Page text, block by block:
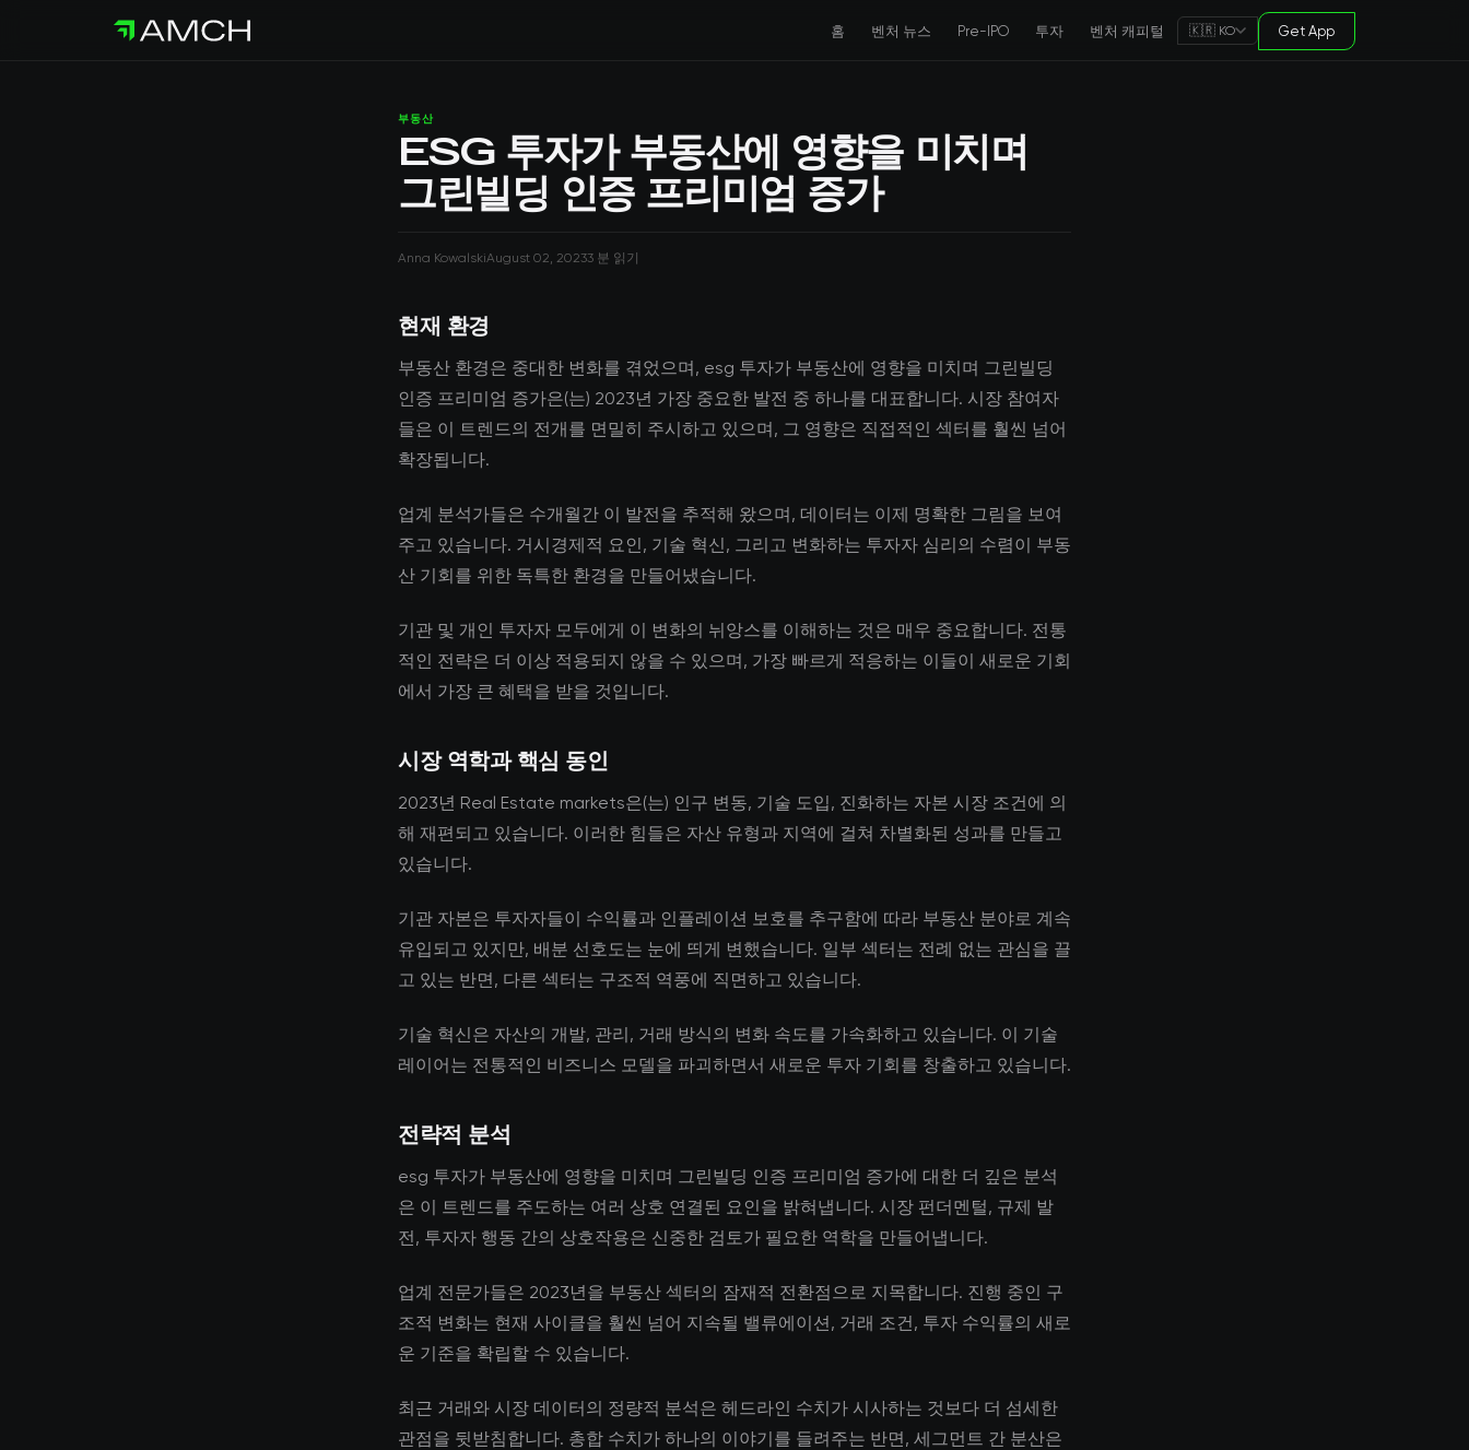
홈 벤처 뉴스 Pre-IPO 투자 벤처 캐피털 🇰🇷 KO Get App
부동산
ESG 투자가 부동산에 영향을 미치며
그린빌딩 인증 프리미엄 증가
Anna KowalskiAugust 02, 20233 분 읽기
현재 환경
부동산 환경은 중대한 변화를 겪었으며, esg 투자가 부동산에 영향을 미치며 그린빌딩
인증 프리미엄 증가은(는) 2023년 가장 중요한 발전 중 하나를 대표합니다. 시장 참여자
들은 이 트렌드의 전개를 면밀히 주시하고 있으며, 그 영향은 직접적인 섹터를 훨씬 넘어
확장됩니다.
업계 분석가들은 수개월간 이 발전을 추적해 왔으며, 데이터는 이제 명확한 그림을 보여
주고 있습니다. 거시경제적 요인, 기술 혁신, 그리고 변화하는 투자자 심리의 수렴이 부동
산 기회를 위한 독특한 환경을 만들어냈습니다.
기관 및 개인 투자자 모두에게 이 변화의 뉘앙스를 이해하는 것은 매우 중요합니다. 전통
적인 전략은 더 이상 적용되지 않을 수 있으며, 가장 빠르게 적응하는 이들이 새로운 기회
에서 가장 큰 혜택을 받을 것입니다.
시장 역학과 핵심 동인
2023년 Real Estate markets은(는) 인구 변동, 기술 도입, 진화하는 자본 시장 조건에 의
해 재편되고 있습니다. 이러한 힘들은 자산 유형과 지역에 걸쳐 차별화된 성과를 만들고
있습니다.
기관 자본은 투자자들이 수익률과 인플레이션 보호를 추구함에 따라 부동산 분야로 계속
유입되고 있지만, 배분 선호도는 눈에 띄게 변했습니다. 일부 섹터는 전례 없는 관심을 끌
고 있는 반면, 다른 섹터는 구조적 역풍에 직면하고 있습니다.
기술 혁신은 자산의 개발, 관리, 거래 방식의 변화 속도를 가속화하고 있습니다. 이 기술
레이어는 전통적인 비즈니스 모델을 파괴하면서 새로운 투자 기회를 창출하고 있습니다.
전략적 분석
esg 투자가 부동산에 영향을 미치며 그린빌딩 인증 프리미엄 증가에 대한 더 깊은 분석
은 이 트렌드를 주도하는 여러 상호 연결된 요인을 밝혀냅니다. 시장 펀더멘털, 규제 발
전, 투자자 행동 간의 상호작용은 신중한 검토가 필요한 역학을 만들어냅니다.
업계 전문가들은 2023년을 부동산 섹터의 잠재적 전환점으로 지목합니다. 진행 중인 구
조적 변화는 현재 사이클을 훨씬 넘어 지속될 밸류에이션, 거래 조건, 투자 수익률의 새로
운 기준을 확립할 수 있습니다.
최근 거래와 시장 데이터의 정량적 분석은 헤드라인 수치가 시사하는 것보다 더 섬세한
관점을 뒷받침합니다. 총합 수치가 하나의 이야기를 들려주는 반면, 세그먼트 간 분산은